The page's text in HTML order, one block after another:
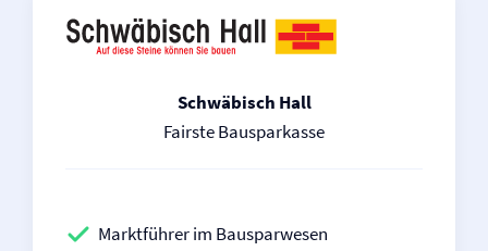
Schwäbisch Hall
Fairste Bausparkasse
Marktführer im Bausparwesen